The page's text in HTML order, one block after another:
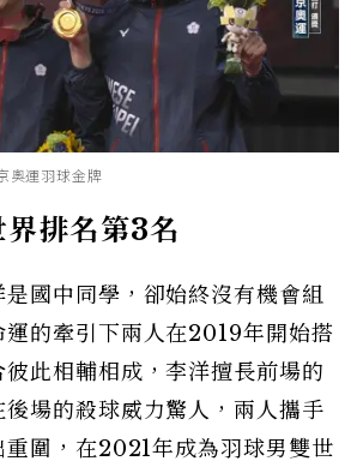
奧運羽球金牌
界排名第3名
國中同學，卻始終沒有機會組
運的牽引下兩人在2019年開始搭
此相輔相成，李洋擅長前場的
場的殺球威力驚人，兩人攜手
重圍，在2021年成為羽球男雙世